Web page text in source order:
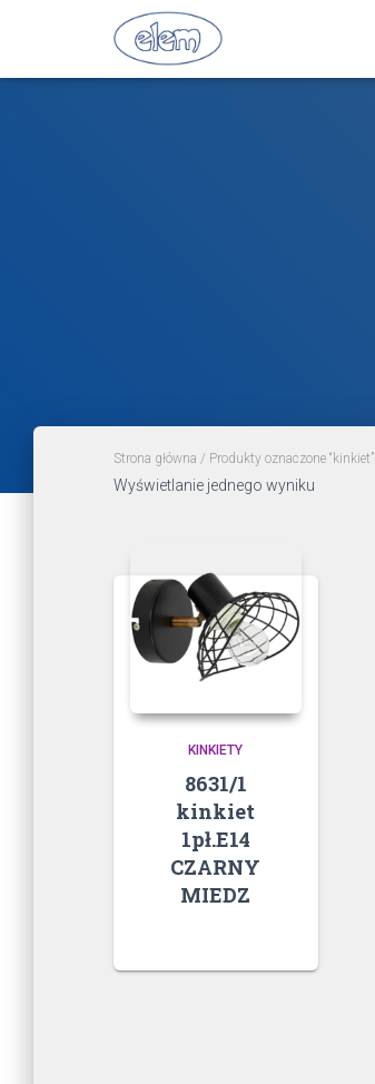
Strona główna / Produkty oznaczone “kinkiet”
Wyświetlanie jednego wyniku
KINKIETY
8631/1
kinkiet
1pł.E14
CZARNY
MIEDZ